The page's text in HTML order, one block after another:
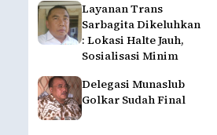
Layanan Trans
Sarbagita Dikeluhkan
: Lokasi Halte Jauh,
Sosialisasi Minim
Delegasi Munaslub
Golkar Sudah Final